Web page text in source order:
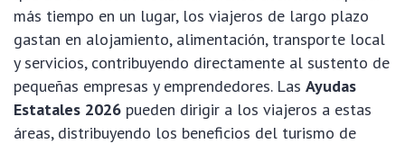
más tiempo en un lugar, los viajeros de largo plazo
gastan en alojamiento, alimentación, transporte local
y servicios, contribuyendo directamente al sustento de
pequeñas empresas y emprendedores. Las Ayudas
Estatales 2026 pueden dirigir a los viajeros a estas
áreas, distribuyendo los beneficios del turismo de